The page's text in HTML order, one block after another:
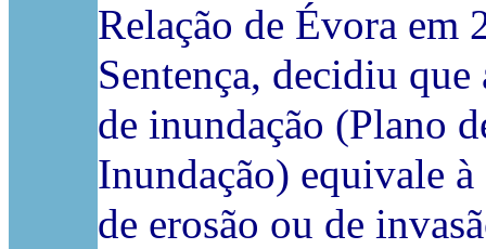
Relação de Évora em
Sentença, decidiu
de inundação (Plano
Inundação) equivale
de erosão ou de